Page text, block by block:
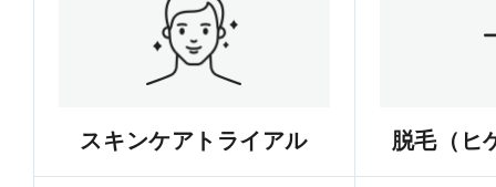
スキンケアトライアル 脱毛（ヒ